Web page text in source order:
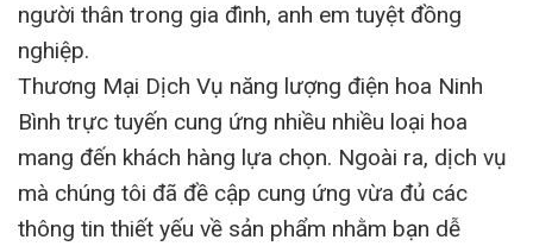
người thân trong gia đình, anh em tuyệt đồng
nghiệp.
Thương Mại Dịch Vụ năng lượng điện hoa Ninh
Bình trực tuyến cung ứng nhiều nhiều loại hoa
mang đến khách hàng lựa chọn. Ngoài ra, dịch vụ
mà chúng tôi đã đề cập cung ứng vừa đủ các
thông tin thiết yếu về sản phẩm nhằm bạn dễ